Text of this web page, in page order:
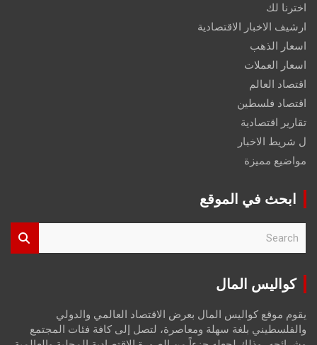
اخترنا لك
ارشيف الاخبار الاقتصادية
اسعار الذهب
اسعار العملات
اقتصاد العالم
اقتصاد فلسطين
تقارير اقتصادية
ل شريط الاخبار
مواضيع مميزة
ابحث في الموقع
r
كواليس المال
يقوم موقع كواليس المال بعرض الاقتصاد العالمي والدولي
والفلسطيني بلغة سهلة ومعاصرة، لتصل إلى كافة فئات المجتمع